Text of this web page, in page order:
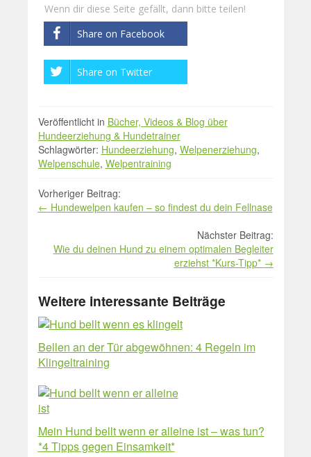
Wenn dir diese Seite gefällt, dann bitte teilen!
Share on Facebook
Share on Twitter
Veröffentlicht in Bücher, Videos & Blog über
Hundeerziehung & Hundetrainer
Schlagwörter: Hundeerziehung, Welpenerziehung,
Welpenschule, Welpentraining
Beitrag
Navigation
Vorheriger Beitrag:
← Hundewelpen kaufen – so findest du dein Fellnase
Nächster Beitrag:
Wie du deinen Hund zu einem optimalen Begleiter
erziehst *Kurs-Tipp* →
Weitere interessante Beiträge
Bellen an der Tür abgewöhnen: 4 Regeln im
Klingeltraining
Mein Hund bellt wenn er alleine ist – was tun?
*4 Tipps gegen Einsamkeit*